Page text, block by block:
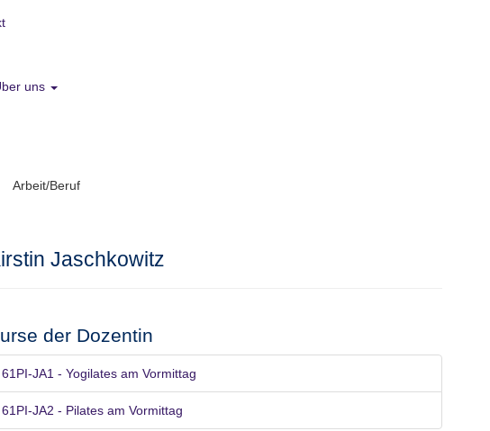
uns
Arbeit/Beruf
Jaschkowitz
der Dozentin
61PI-JA1 - Yogilates am Vormittag
61PI-JA2 - Pilates am Vormittag